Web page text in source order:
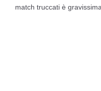
match truccati è